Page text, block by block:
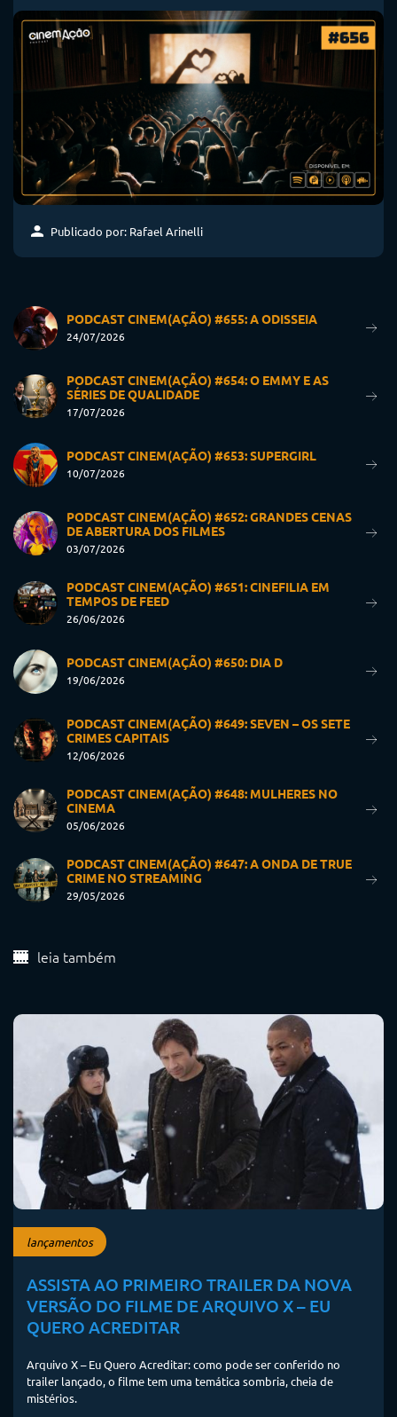
Publicado por: Rafael Arinelli
PODCAST CINEM(AÇÃO) #655: A ODISSEIA
24/07/2026
PODCAST CINEM(AÇÃO) #654: O EMMY E AS
SÉRIES DE QUALIDADE
17/07/2026
PODCAST CINEM(AÇÃO) #653: SUPERGIRL
10/07/2026
PODCAST CINEM(AÇÃO) #652: GRANDES CENAS
DE ABERTURA DOS FILMES
03/07/2026
PODCAST CINEM(AÇÃO) #651: CINEFILIA EM
TEMPOS DE FEED
26/06/2026
PODCAST CINEM(AÇÃO) #650: DIA D
19/06/2026
PODCAST CINEM(AÇÃO) #649: SEVEN – OS SETE
CRIMES CAPITAIS
12/06/2026
PODCAST CINEM(AÇÃO) #648: MULHERES NO
CINEMA
05/06/2026
PODCAST CINEM(AÇÃO) #647: A ONDA DE TRUE
CRIME NO STREAMING
29/05/2026
leia também
lançamentos
ASSISTA AO PRIMEIRO TRAILER DA NOVA
VERSÃO DO FILME DE ARQUIVO X – EU
QUERO ACREDITAR
Arquivo X – Eu Quero Acreditar: como pode ser conferido no
trailer lançado, o filme tem uma temática sombria, cheia de
mistérios.